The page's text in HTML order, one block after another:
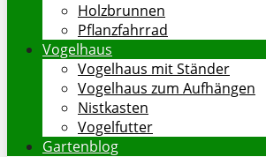
Holzbrunnen
Pflanzfahrrad
Vogelhaus
Vogelhaus mit Ständer
Vogelhaus zum Aufhängen
Nistkasten
Vogelfutter
Gartenblog